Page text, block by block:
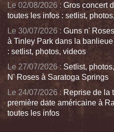
Le 02/08/2026 : Gros concert
toutes les infos : setlist,
Le 30/07/2026 : Guns n'
à Tinley Park dans la
: setlist, photos, videos
Le 27/07/2026 : Setlist,
N' Roses à Saratoga Springs
Le 24/07/2026 : Reprise de la
première date américaine à
toutes les infos